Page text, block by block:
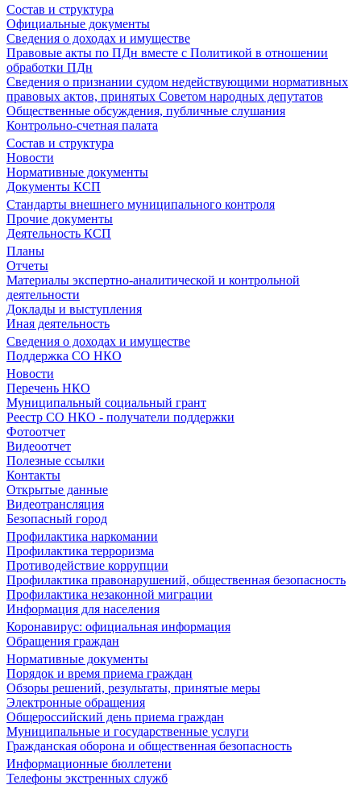
Состав и структура
Официальные документы
Сведения о доходах и имуществе
Правовые акты по ПДн вместе с Политикой в отношении
обработки ПДн
Сведения о признании судом недействующими нормативных
правовых актов, принятых Советом народных депутатов
Общественные обсуждения, публичные слушания
Контрольно-счетная палата
Состав и структура
Новости
Нормативные документы
Документы КСП
Стандарты внешнего муниципального контроля
Прочие документы
Деятельность КСП
Планы
Отчеты
Материалы экспертно-аналитической и контрольной
деятельности
Доклады и выступления
Иная деятельность
Сведения о доходах и имуществе
Поддержка СО НКО
Новости
Перечень НКО
Муниципальный социальный грант
Реестр СО НКО - получатели поддержки
Фотоотчет
Видеоотчет
Полезные ссылки
Контакты
Открытые данные
Видеотрансляция
Безопасный город
Профилактика наркомании
Профилактика терроризма
Противодействие коррупции
Профилактика правонарушений, общественная безопасность
Профилактика незаконной миграции
Информация для населения
Коронавирус: официальная информация
Обращения граждан
Нормативные документы
Порядок и время приема граждан
Обзоры решений, результаты, принятые меры
Электронные обращения
Общероссийский день приема граждан
Муниципальные и государственные услуги
Гражданская оборона и общественная безопасность
Информационные бюллетени
Телефоны экстренных служб